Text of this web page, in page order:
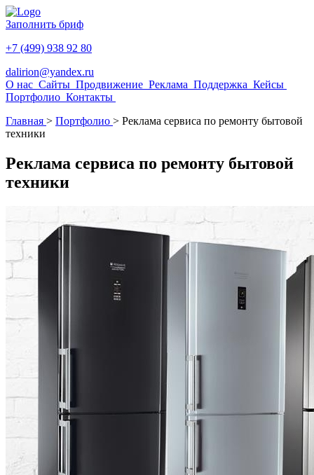
Заполнить бриф
+7 (499) 938 92 80
dalirion@yandex.ru
О нас Сайты Продвижение Реклама Поддержка Кейсы
Портфолио Контакты
Главная > Портфолио > Реклама сервиса по ремонту бытовой
техники
Реклама сервиса по ремонту бытовой
техники